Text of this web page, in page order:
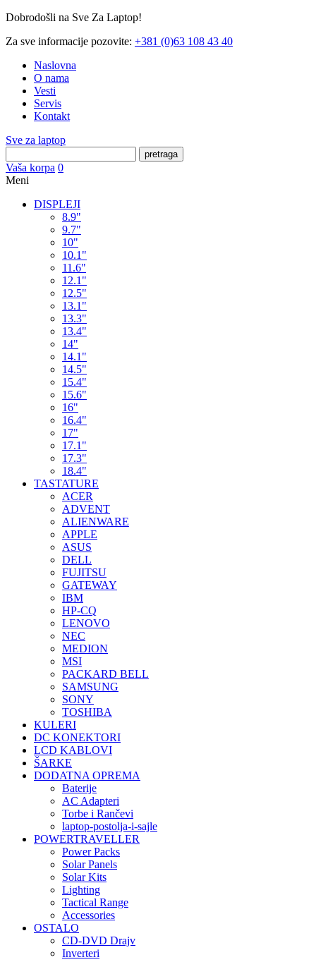
Dobrodošli na Sve Za Laptop!
Za sve informacije pozovite: +381 (0)63 108 43 40
Naslovna
O nama
Vesti
Servis
Kontakt
Sve za laptop
pretraga
Vaša korpa 0
Meni
DISPLEJI
8.9"
9.7"
10"
10.1"
11.6"
12.1"
12.5"
13.1"
13.3"
13.4"
14"
14.1"
14.5"
15.4"
15.6"
16"
16.4"
17"
17.1"
17.3"
18.4"
TASTATURE
ACER
ADVENT
ALIENWARE
APPLE
ASUS
DELL
FUJITSU
GATEWAY
IBM
HP-CQ
LENOVO
NEC
MEDION
MSI
PACKARD BELL
SAMSUNG
SONY
TOSHIBA
KULERI
DC KONEKTORI
LCD KABLOVI
ŠARKE
DODATNA OPREMA
Baterije
AC Adapteri
Torbe i Rančevi
laptop-postolja-i-sajle
POWERTRAVELLER
Power Packs
Solar Panels
Solar Kits
Lighting
Tactical Range
Accessories
OSTALO
CD-DVD Drajv
Inverteri